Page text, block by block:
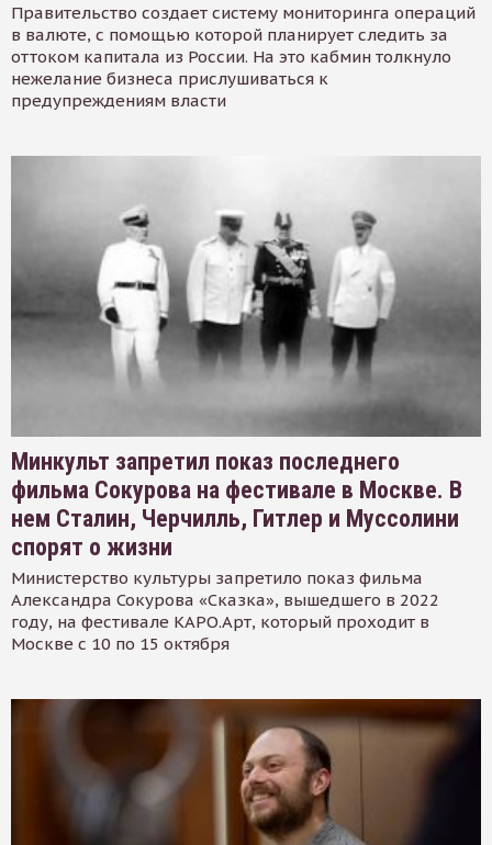
Правительство создает систему мониторинга операций
в валюте, с помощью которой планирует следить за
оттоком капитала из России. На это кабмин толкнуло
нежелание бизнеса прислушиваться к
предупреждениям власти
Минкульт запретил показ последнего
фильма Сокурова на фестивале в Москве. В
нем Сталин, Черчилль, Гитлер и Муссолини
спорят о жизни
Министерство культуры запретило показ фильма
Александра Сокурова «Сказка», вышедшего в 2022
году, на фестивале КАРО.Арт, который проходит в
Москве с 10 по 15 октября